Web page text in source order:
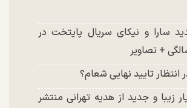
سارا و نیکای سریال پایتخت در
انتظار تایید نهایی شعام؟
زیبا و جدید از هدیه تهرانی منتشر